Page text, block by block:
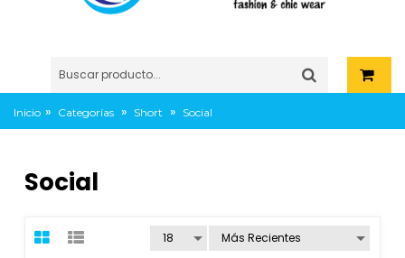
Inicio » Categorías » Short » Social
Social